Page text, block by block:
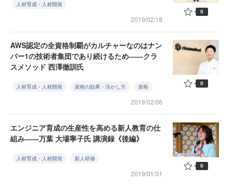
人材育成・人材開発
2019/02/18
0
AWS認定の全資格制覇がカルチャーなのはナン
バー1の技術者集団であり続けるため――クラ
スメソッド 西澤徹訓氏
人材育成・人材開発 資格の効果・活かし方 資格
2019/02/06
0
エンジニア育成の生産性を高める新人教育の仕
組み――万葉 大場寧子氏 講演録《後編》
人材育成・人材開発 新人研修
2019/01/31
0